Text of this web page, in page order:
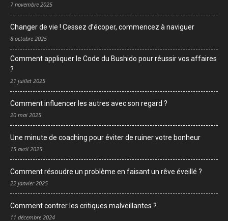
7 novembre 2025
Changer de vie ! Cessez d’écoper, commencez à naviguer
8 octobre 2025
Comment appliquer le Code du Bushido pour réussir vos affaires
?
21 juillet 2025
Comment influencer les autres avec son regard ?
20 mai 2025
Une minute de coaching pour éviter de ruiner votre bonheur
15 avril 2025
Comment résoudre un problème en faisant un rêve éveillé ?
22 janvier 2025
Comment contrer les critiques malveillantes ?
11 décembre 2024